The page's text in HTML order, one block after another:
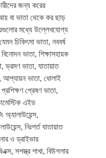
জন্য করের
আয় বা ভাতা থেকে কর ছাড়
মধ্যে উল্লেখযোগ্য
চিকিৎসা ভাতা, নববর্ষ
ভাতা, শিক্ষাসহায়ক
ভ্রমণ ভাতা, যাতায়াত
আপ্যায়ন ভাতা, ধোলাই
প্রেষণ ভাতা,
এইড
অ্যালাউয়েন্স,
নিঃশর্ত যাতায়াত
ও ড্রাইভার
সশস্ত্র শাখা, বিউগলার